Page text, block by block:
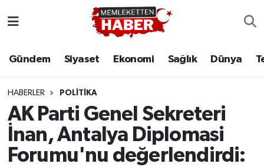
Gündem Siyaset Ekonomi Sağlık Dünya
HABERLER POLITIKA
AK Parti Genel Sekreteri
İnan, Antalya Diplomasi
Forumu'nu değerlendirdi: